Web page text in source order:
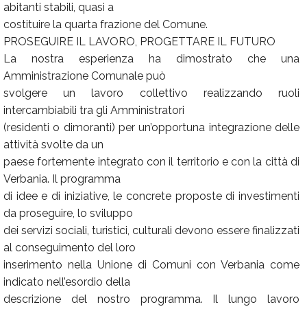
abitanti stabili, quasi a
costituire la quarta frazione del Comune.
PROSEGUIRE IL LAVORO, PROGETTARE IL FUTURO
La nostra esperienza ha dimostrato che una
Amministrazione Comunale può
svolgere un lavoro collettivo realizzando ruoli
intercambiabili tra gli Amministratori
(residenti o dimoranti) per un’opportuna integrazione delle
attività svolte da un
paese fortemente integrato con il territorio e con la città di
Verbania. Il programma
di idee e di iniziative, le concrete proposte di investimenti
da proseguire, lo sviluppo
dei servizi sociali, turistici, culturali devono essere finalizzati
al conseguimento del loro
inserimento nella Unione di Comuni con Verbania come
indicato nell’esordio della
descrizione del nostro programma. Il lungo lavoro